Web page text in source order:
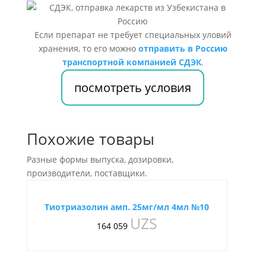
Если препарат не требует специальных уловий
хранения, то его можно отправить в Россию
транспортной компанией СДЭК.
посмотреть условия
Похожие товары
Разные формы выпуска, дозировки,
производители, поставщики.
Тиотриазолин амп. 25мг/мл 4мл №10
164 059 UZS